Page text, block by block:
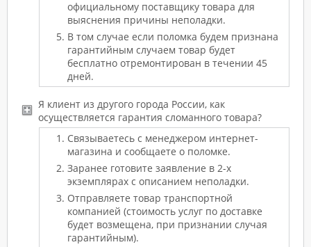
официальному поставщику товара для
выяснения причины неполадки.
В том случае если поломка будем признана
гарантийным случаем товар будет
бесплатно отремонтирован в течении 45
дней.
Я клиент из другого города России, как
осуществляется гарантия сломанного товара?
Связываетесь с менеджером интернет-
магазина и сообщаете о поломке.
Заранее готовите заявление в 2-х
экземплярах с описанием неполадки.
Отправляете товар транспортной
компанией (стоимость услуг по доставке
будет возмещена, при признании случая
гарантийным).